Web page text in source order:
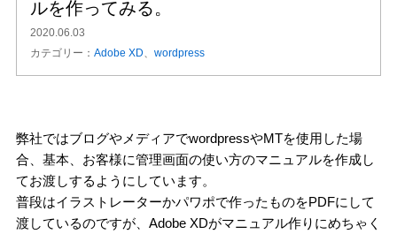
ルを作ってみる。
2020.06.03
カテゴリー： Adobe XD wordpress
弊社ではブログやメディアでwordpressやMTを使用した場
合、基本、お客様に管理画面の使い方のマニュアルを作成し
てお渡しするようにしています。
普段はイラストレーターかパワポで作ったものをPDFにして
渡しているのですが、Adobe XDがマニュアル作りにめちゃく